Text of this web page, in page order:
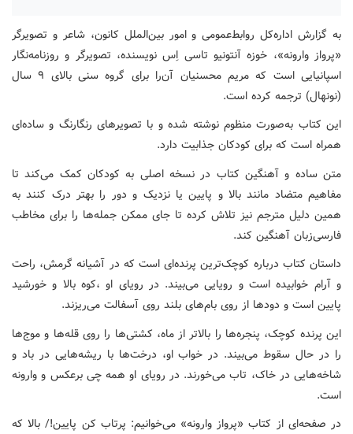
به گزارش اداره‌کل روابط‌عمومی و امور بین‌الملل کانون، شاعر و تصویرگر
«پرواز وارونه»، خوزه آنتونیو تاسی اِس نویسنده، تصویرگر و روزنامه‌نگار
اسپانیایی است که مریم محسنیان آن‌را برای گروه سنی بالای ۹ سال
(نونهال) ترجمه کرده است.
این کتاب به‌صورت منظوم نوشته شده و با تصویرهای رنگارنگ و ساده‌ای
همراه است که برای کودکان جذابیت دارد.
متن ساده و آهنگین کتاب در نسخه اصلی به کودکان کمک می‌کند تا
مفاهیم متضاد مانند بالا و پایین یا نزدیک و دور را بهتر درک کنند به
همین دلیل مترجم نیز تلاش کرده تا جای ممکن جمله‌ها را برای مخاطب
فارسی‌زبان آهنگین کند.
داستان کتاب درباره کوچک‌ترین پرنده‌ای است که در آشیانه گرمش، راحت
و آرام خوابیده است و رویایی می‌بیند. در رویای او ،کوه بالا و خورشید
پایین است و دودها از روی بام‌های بلند روی آسفالت می‌ریزند.
این پرنده کوچک، پنجره‌ها را بالاتر از ماه، کشتی‌ها را روی قله‌ها و موج‌ها
را در حال سقوط می‌بیند. در خواب او، درخت‌ها با ریشه‌هایی در باد و
شاخه‌هایی در خاک، تاب می‌خورند. در رویای او همه چی برعکس و وارونه
است.
در صفحه‌ای از کتاب «پرواز وارونه» می‌خوانیم: پرتاب کن پایین!/ بالا که